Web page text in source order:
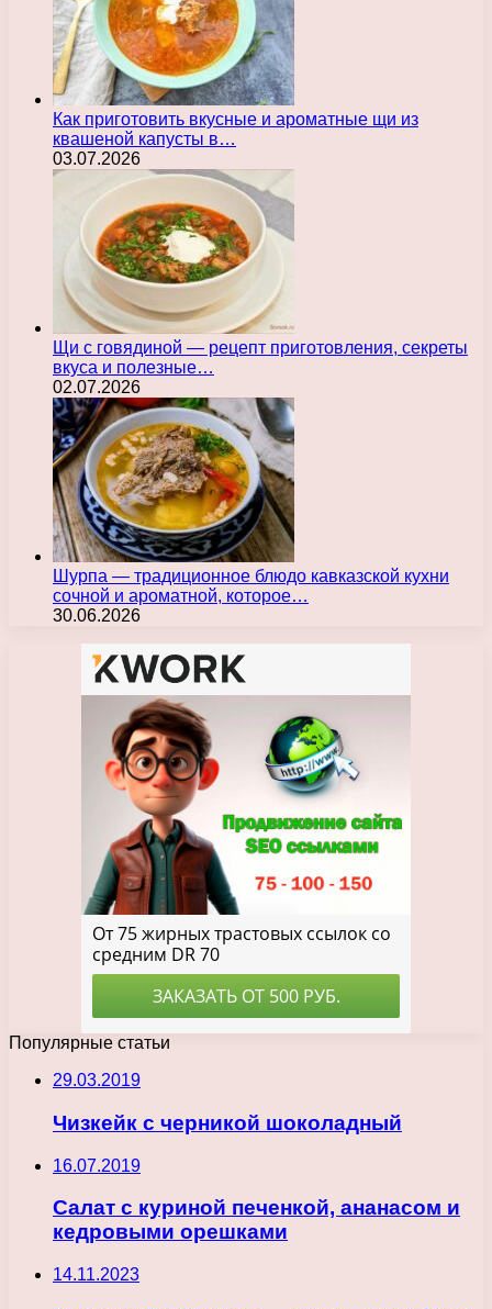
Как приготовить вкусные и ароматные щи из
квашеной капусты в…
03.07.2026
Щи с говядиной — рецепт приготовления, секреты
вкуса и полезные…
02.07.2026
Шурпа — традиционное блюдо кавказской кухни
сочной и ароматной, которое…
30.06.2026
Популярные статьи
29.03.2019
Чизкейк с черникой шоколадный
16.07.2019
Салат с куриной печенкой, ананасом и
кедровыми орешками
14.11.2023